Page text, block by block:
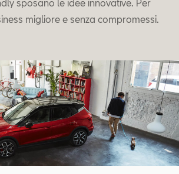
sposano le idee innovative. Per
migliore e senza compromessi.